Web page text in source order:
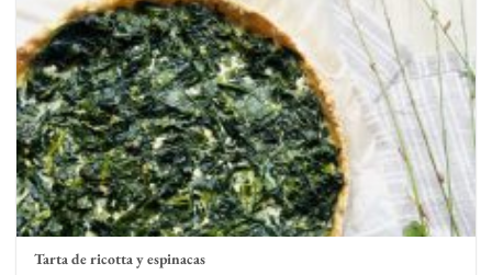
Tarta de ricotta y espinacas